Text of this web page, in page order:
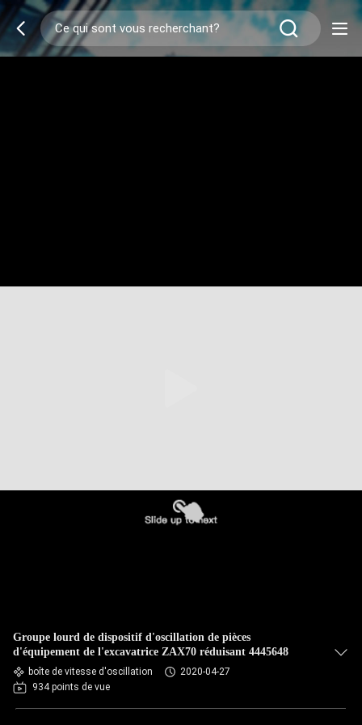
Groupe lourd de dispositif d'oscillation de pièces
d'équipement de l'excavatrice ZAX70 réduisant 4445648
boîte de vitesse d'oscillation
2020-04-27
934 points de vue